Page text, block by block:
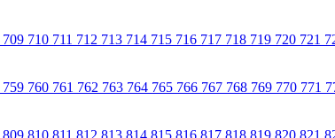
709 710 711 712 713 714 715 716 717 718 719 720 721
759 760 761 762 763 764 765 766 767 768 769 770 771
809 810 811 812 813 814 815 816 817 818 819 820 821